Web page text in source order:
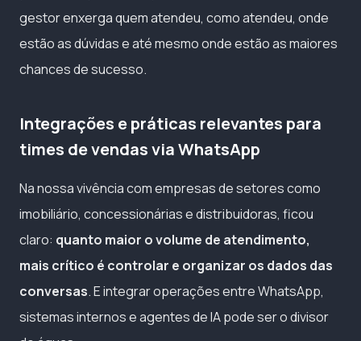
gestor enxerga quem atendeu, como atendeu, onde
estão as dúvidas e até mesmo onde estão as maiores
chances de sucesso.
Integrações e práticas relevantes para
times de vendas via WhatsApp
Na nossa vivência com empresas de setores como
imobiliário, concessionárias e distribuidoras, ficou
claro: quanto maior o volume de atendimento,
mais crítico é controlar e organizar os dados das
conversas. E integrar operações entre WhatsApp,
sistemas internos e agentes de IA pode ser o divisor